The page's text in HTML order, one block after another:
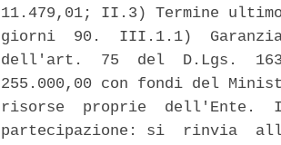
11.479,01; II.3) Termine
giorni  90.  III.1.1)
dell'art.  75  del  D.Lgs.
255.000,00 con fondi del
risorse  proprie  dell'Ente.
partecipazione: si  rinvia